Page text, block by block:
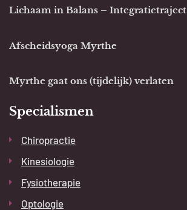
Lichaam in Balans – Integratietraject
Afscheidsyoga Myrthe
Myrthe gaat ons (tijdelijk) verlaten
Specialismen
Chiropractie
Kinesiologie
Fysiotherapie
Optologie